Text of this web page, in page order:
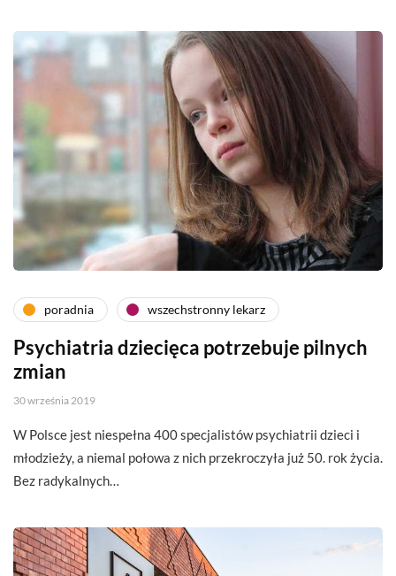
poradnia wszechstronny lekarz
Psychiatria dziecięca potrzebuje pilnych
zmian
30 września 2019
W Polsce jest niespełna 400 specjalistów psychiatrii dzieci i
młodzieży, a niemal połowa z nich przekroczyła już 50. rok życia.
Bez radykalnych…